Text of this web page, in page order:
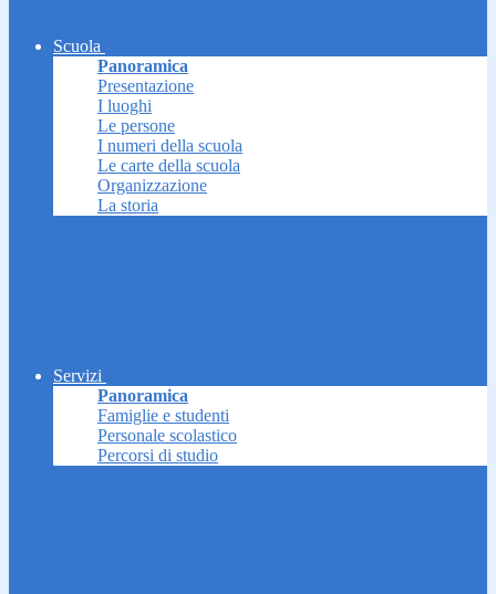
Scuola
Panoramica
Presentazione
I luoghi
Le persone
I numeri della scuola
Le carte della scuola
Organizzazione
La storia
Servizi
Panoramica
Famiglie e studenti
Personale scolastico
Percorsi di studio